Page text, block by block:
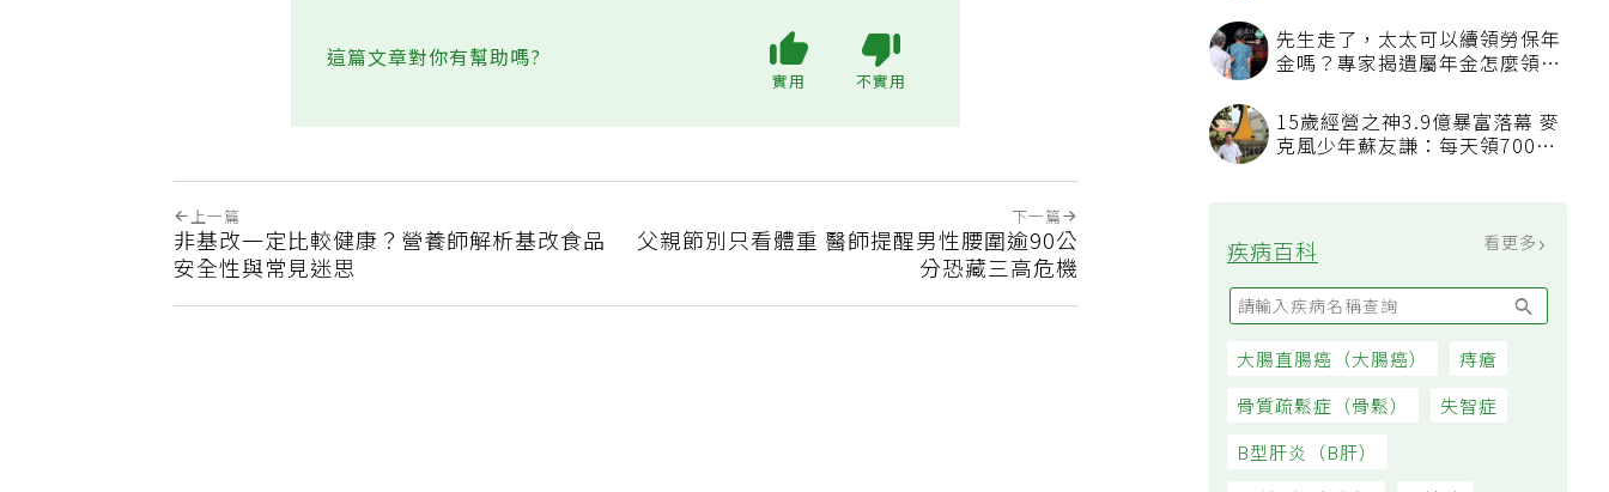
先生走了，太太可以續領勞保年
看順位還要看資格
15歲經營之神3.9億暴富落幕 麥
疾病百科
這篇文章對你有幫助嗎?
上一篇
非基改一定比較健康？營養師解析基改食品
安全性與常見迷思
下一篇
父親節別只看體重 醫師提醒男性腰圍逾90公
分恐藏三高危機